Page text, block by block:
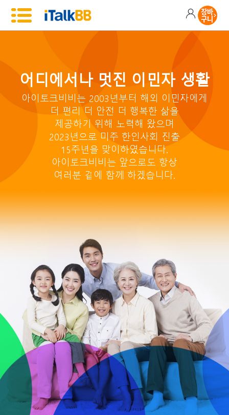
어디에서나 멋진 이민자 생활
아이토크비비는 2003년부터 해외 이민자에게
더 편리 더 안전 더 행복한 삶을
제공하기 위해 노력해 왔으며
2023년으로 미주 한인사회 진출
15주년을 맞이하였습니다.
아이토크비비는 앞으로도 항상
여러분 곁에 함께 하겠습니다.